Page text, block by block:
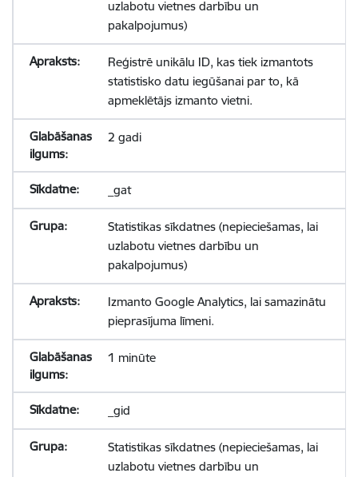
uzlabotu vietnes darbību un
pakalpojumus)
Reģistrē unikālu ID, kas tiek izmantots
statistisko datu iegūšanai par to, kā
apmeklētājs izmanto vietni.
2 gadi
_gat
Statistikas sīkdatnes (nepieciešamas, lai
uzlabotu vietnes darbību un
pakalpojumus)
Izmanto Google Analytics, lai samazinātu
pieprasījuma līmeni.
1 minūte
_gid
Statistikas sīkdatnes (nepieciešamas, lai
uzlabotu vietnes darbību un